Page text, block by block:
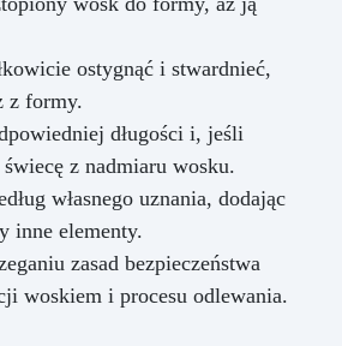
ostygnąć i stwardnieć,
z formy.
długości i, jeśli
z nadmiaru wosku.
własnego uznania, dodając
inne elementy.
zasad bezpieczeństwa
woskiem i procesu odlewania.